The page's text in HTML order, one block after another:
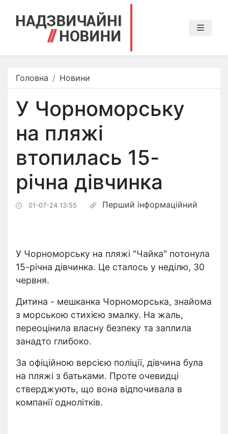
Головна Новини
У Чорноморську
на пляжі
втопилась 15-
річна дівчинка
01-07-24 13:55 Перший інформаційний
У Чорноморську на пляжі "Чайка" потонула
15-річна дівчинка. Це сталось у неділю, 30
червня.
Дитина - мешканка Чорноморська, знайома
з морською стихією змалку. На жаль,
переоцінила власну безпеку та заплила
занадто глибоко.
За офіційною версією поліції, дівчина була
на пляжі з батьками. Проте очевидці
стверджують, що вона відпочивала в
компанії однолітків.